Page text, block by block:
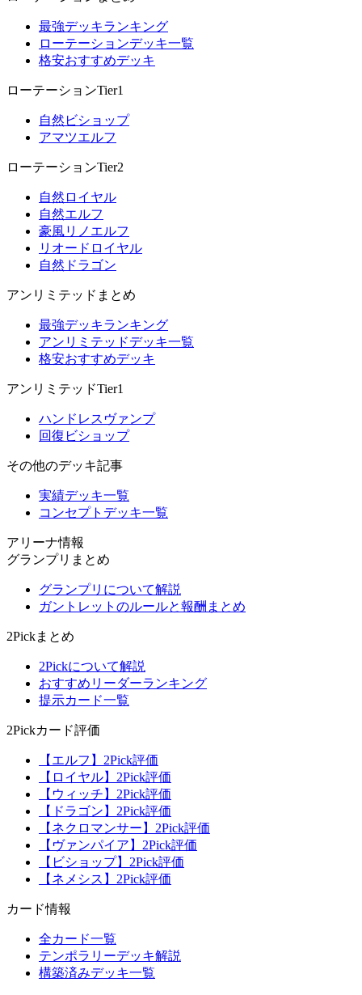
最強デッキランキング
ローテーションデッキ一覧
格安おすすめデッキ
ローテーションTier1
自然ビショップ
アマツエルフ
ローテーションTier2
自然ロイヤル
自然エルフ
豪風リノエルフ
リオードロイヤル
自然ドラゴン
アンリミテッドまとめ
最強デッキランキング
アンリミテッドデッキ一覧
格安おすすめデッキ
アンリミテッドTier1
ハンドレスヴァンプ
回復ビショップ
その他のデッキ記事
実績デッキ一覧
コンセプトデッキ一覧
アリーナ情報
グランプリまとめ
グランプリについて解説
ガントレットのルールと報酬まとめ
2Pickまとめ
2Pickについて解説
おすすめリーダーランキング
提示カード一覧
2Pickカード評価
【エルフ】2Pick評価
【ロイヤル】2Pick評価
【ウィッチ】2Pick評価
【ドラゴン】2Pick評価
【ネクロマンサー】2Pick評価
【ヴァンパイア】2Pick評価
【ビショップ】2Pick評価
【ネメシス】2Pick評価
カード情報
全カード一覧
テンポラリーデッキ解説
構築済みデッキ一覧